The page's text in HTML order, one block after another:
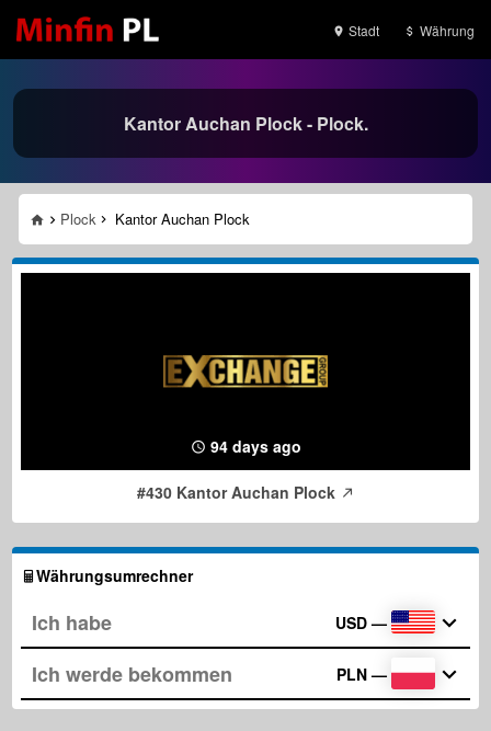
Stadt Währung
Kantor Auchan Plock - Plock.
Plock Kantor Auchan Plock
94 days ago
#430 Kantor Auchan Plock
Währungsumrechner
USD —
PLN —